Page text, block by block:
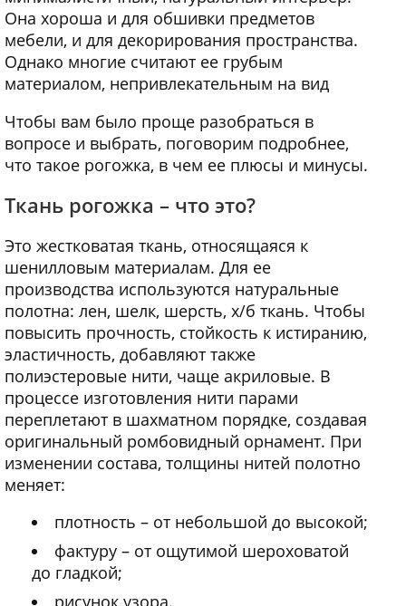
Она хороша и для обшивки предметов
мебели, и для декорирования пространства.
Однако многие считают ее грубым
материалом, непривлекательным на вид
Чтобы вам было проще разобраться в
вопросе и выбрать, поговорим подробнее,
что такое рогожка, в чем ее плюсы и минусы.
Ткань рогожка – что это?
Это жестковатая ткань, относящаяся к
шенилловым материалам. Для ее
производства используются натуральные
полотна: лен, шелк, шерсть, х/б ткань. Чтобы
повысить прочность, стойкость к истиранию,
эластичность, добавляют также
полиэстеровые нити, чаще акриловые. В
процессе изготовления нити парами
переплетают в шахматном порядке, создавая
оригинальный ромбовидный орнамент. При
изменении состава, толщины нитей полотно
меняет:
плотность – от небольшой до высокой;
фактуру – от ощутимой шероховатой
до гладкой;